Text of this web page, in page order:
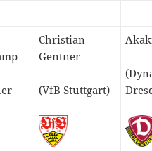
Christian
Gentner
(VfB Stuttgart)